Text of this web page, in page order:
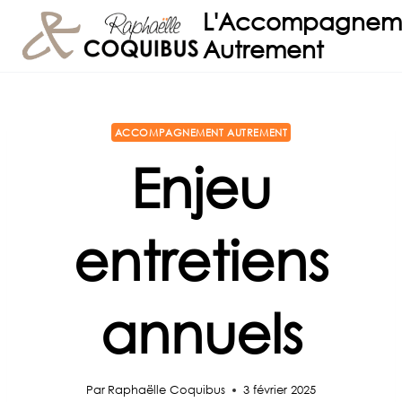
contenu
Autrement
ACCOMPAGNEMENT AUTREMENT
Enjeu
entretiens
annuels
Par Raphaëlle Coquibus 3 février 2025